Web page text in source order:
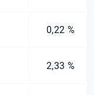
0,22 %
2,33 %